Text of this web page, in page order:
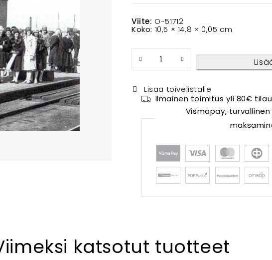
Viite: O-51712
Koko: 10,5 × 14,8 × 0,05 cm
Lisää toivelistalle
Ilmainen toimitus yli 80€
Vismapay,
katsotut tuotteet